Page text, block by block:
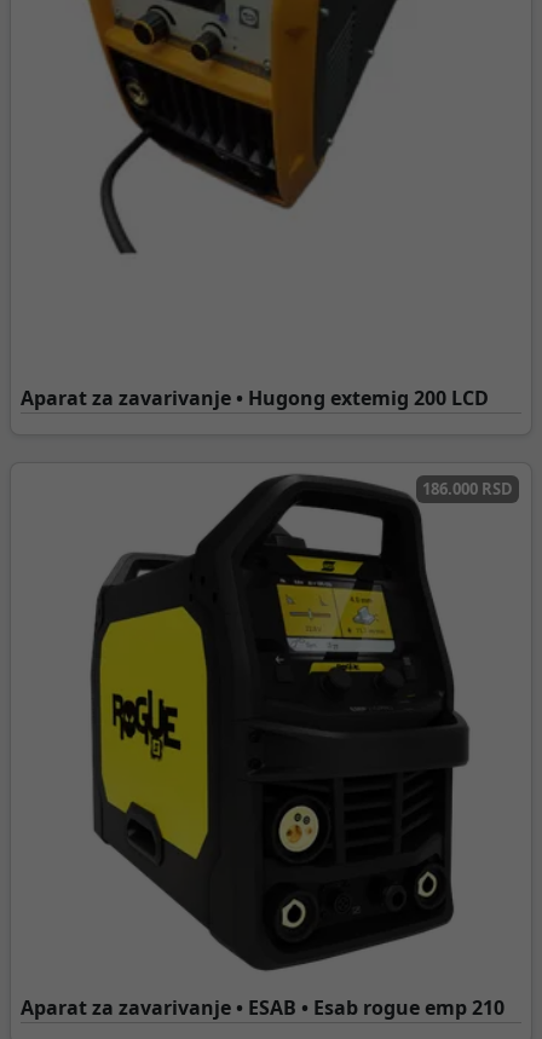
Aparat za zavarivanje • Hugong extemig 200 LCD
186.000 RSD
Aparat za zavarivanje • ESAB • Esab rogue emp 210